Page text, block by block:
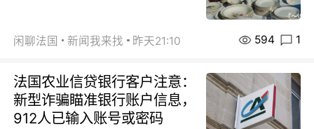
闲聊法国 新闻我来找 昨天21:10 594 1
法国农业信贷银行客户注意：
新型诈骗瞄准银行账户信息，
912人已输入账号或密码